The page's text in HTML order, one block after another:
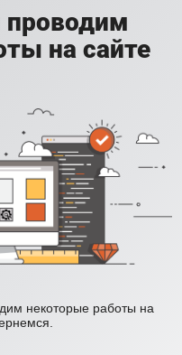
на сайте
некоторые работы на